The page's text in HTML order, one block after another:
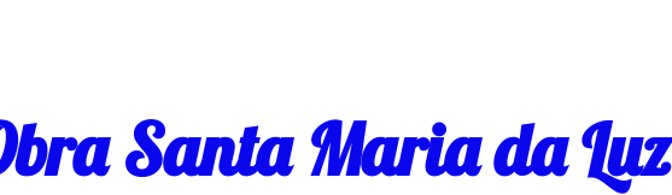
Santa Maria da Luz